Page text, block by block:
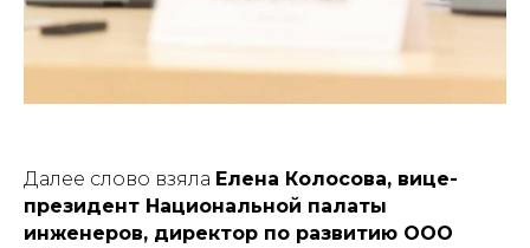
Далее слово взяла Елена Колосова, вице-
президент Национальной палаты
инженеров, директор по развитию ООО